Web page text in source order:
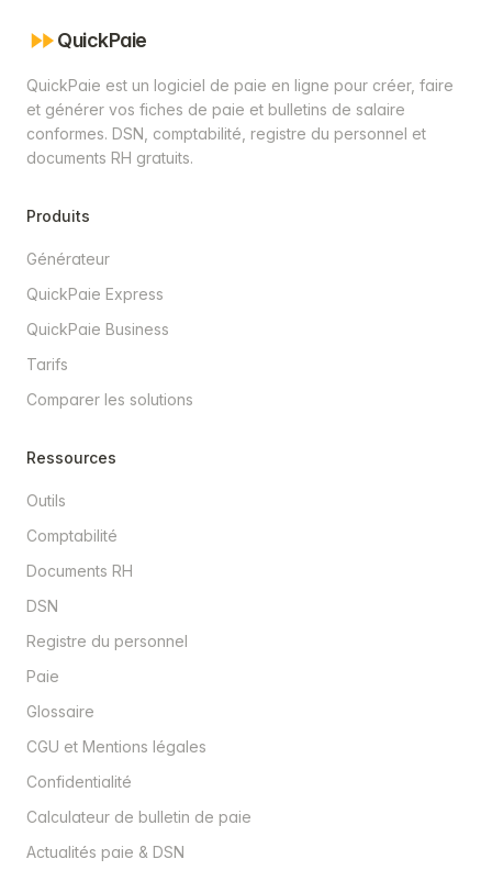
QuickPaie
QuickPaie est un logiciel de paie en ligne pour créer, faire
et générer vos fiches de paie et bulletins de salaire
conformes. DSN, comptabilité, registre du personnel et
documents RH gratuits.
Produits
Générateur
QuickPaie Express
QuickPaie Business
Tarifs
Comparer les solutions
Ressources
Outils
Comptabilité
Documents RH
DSN
Registre du personnel
Paie
Glossaire
CGU et Mentions légales
Confidentialité
Calculateur de bulletin de paie
Actualités paie & DSN